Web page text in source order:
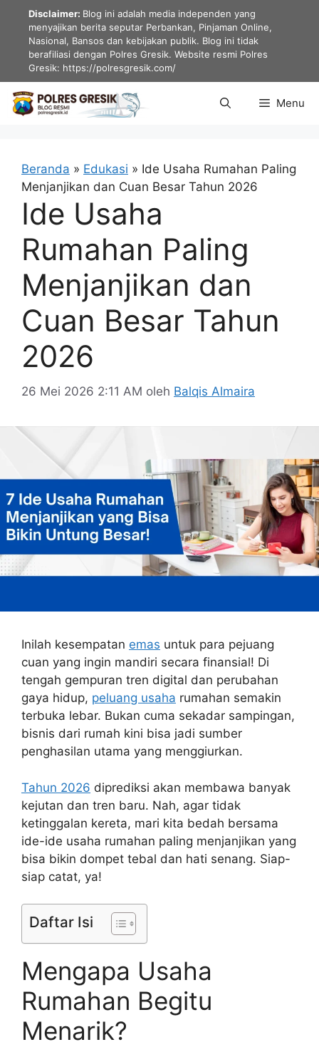
LangsungDisclaimer: Blog ini adalah media independen yang
menyajikan berita seputar Perbankan, Pinjaman Online,
Nasional, Bansos dan kebijakan publik. Blog ini tidak
berafiliasi dengan Polres Gresik. Website resmi Polres
Gresik: https://polresgresik.com/
Menu
Beranda » Edukasi » Ide Usaha Rumahan Paling
Menjanjikan dan Cuan Besar Tahun 2026
Ide Usaha
Rumahan Paling
Menjanjikan dan
Cuan Besar Tahun
2026
26 Mei 2026 2:11 AM oleh Balqis Almaira
Inilah kesempatan emas untuk para pejuang
cuan yang ingin mandiri secara finansial! Di
tengah gempuran tren digital dan perubahan
gaya hidup, peluang usaha rumahan semakin
terbuka lebar. Bukan cuma sekadar sampingan,
bisnis dari rumah kini bisa jadi sumber
penghasilan utama yang menggiurkan.
Tahun 2026 diprediksi akan membawa banyak
kejutan dan tren baru. Nah, agar tidak
ketinggalan kereta, mari kita bedah bersama
ide-ide usaha rumahan paling menjanjikan yang
bisa bikin dompet tebal dan hati senang. Siap-
siap catat, ya!
Daftar Isi
Mengapa Usaha
Rumahan Begitu
Menarik?